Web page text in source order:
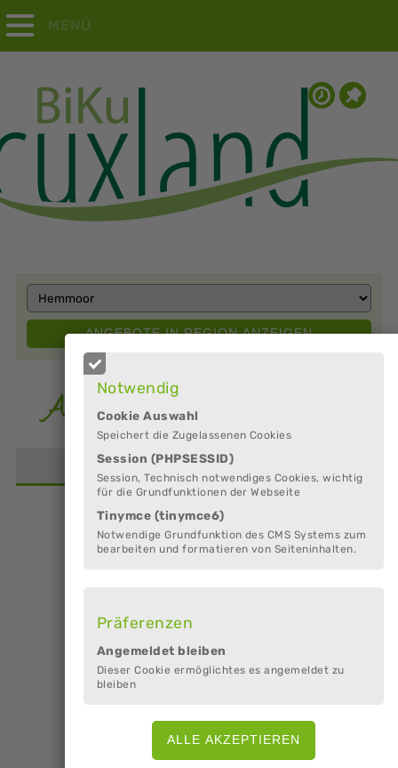
Notwendig
Cookie Auswahl
Speichert die Zugelassenen Cookies
Session (PHPSESSID)
Session, Technisch notwendiges Cookies, wichtig
für die Grundfunktionen der Webseite
Tinymce (tinymce6)
Notwendige Grundfunktion des CMS Systems zum
bearbeiten und formatieren von Seiteninhalten.
Präferenzen
Angemeldet bleiben
Dieser Cookie ermöglichtes es angemeldet zu
bleiben
MENÜ
Angebote in »Hemmoor«
Angebote (5)
Angebote mit Termin (0)